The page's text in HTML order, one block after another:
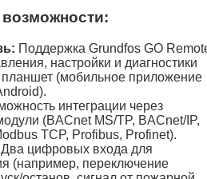
Поддержка Grundfos GO
настройки и диагностики
(мобильное приложение
интеграции через
(BACnet MS/TP, BACnet/IP,
TCP, Profibus, Profinet).
Два цифровых входа для
(например, переключение